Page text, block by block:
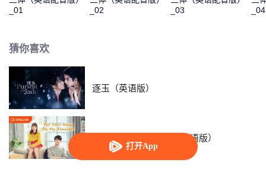
打开App
_01
_02
_03
_04
猜你喜欢
逐玉（英语版）
致我们暖暖的小时光（英语版）